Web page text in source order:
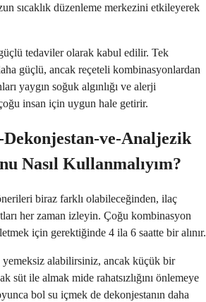
sıcaklık düzenleme merkezini etkileyerek
tedaviler olarak kabul edilir. Tek
güçlü, ancak reçeteli kombinasyonlardan
yaygın soğuk algınlığı ve alerji
insan için uygun hale getirir.
ve-Analjezik
Nasıl Kullanmalıyım?
biraz farklı olabileceğinden, ilaç
her zaman izleyin. Çoğu kombinasyon
için gerektiğinde 4 ila 6 saatte bir alınır.
yemeksiz alabilirsiniz, ancak küçük bir
süt ile almak mide rahatsızlığını önlemeye
bol su içmek de dekonjestanın daha